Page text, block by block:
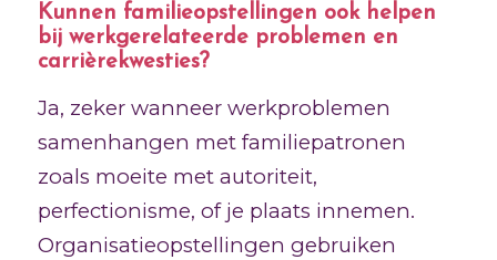
Kunnen familieopstellingen ook helpen
bij werkgerelateerde problemen en
carrièrekwesties?
Ja, zeker wanneer werkproblemen
samenhangen met familiepatronen
zoals moeite met autoriteit,
perfectionisme, of je plaats innemen.
Organisatieopstellingen gebruiken